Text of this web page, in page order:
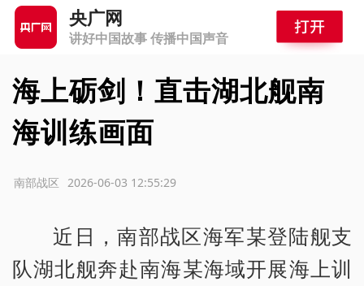
央广网
讲好中国故事 传播中国声音
海上砺剑！直击湖北舰南
海训练画面
2026-06-03 12:55:29
南部战区
近日，南部战区海军某登陆舰支
队湖北舰奔赴南海某海域开展海上训